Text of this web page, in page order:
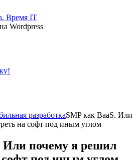
Время IT
Wordpress
разработкаSMP как BaaS. Или
на софт под иным углом
Или почему я решил